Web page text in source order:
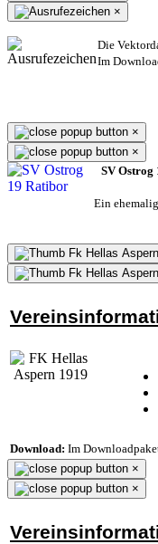
×
Die
Im
×
×
SV Ostrog
Ein
Download: Im
×
×